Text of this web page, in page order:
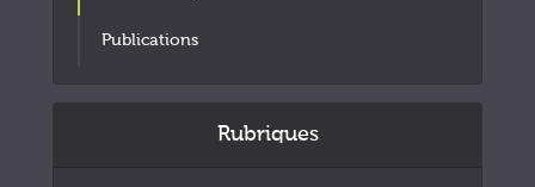
Publications
Rubriques